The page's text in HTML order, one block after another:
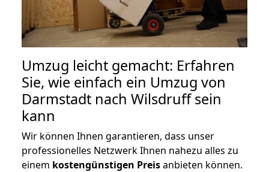
Umzug leicht gemacht: Erfahren
Sie, wie einfach ein Umzug von
Darmstadt nach Wilsdruff sein
kann
Wir können Ihnen garantieren, dass unser
professionelles Netzwerk Ihnen nahezu alles zu
einem kostengünstigen Preisanbieten können.